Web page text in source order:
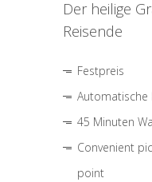
Der heilige
Reisende
Festpreis
Automatische
45 Minuten
Convenient
point